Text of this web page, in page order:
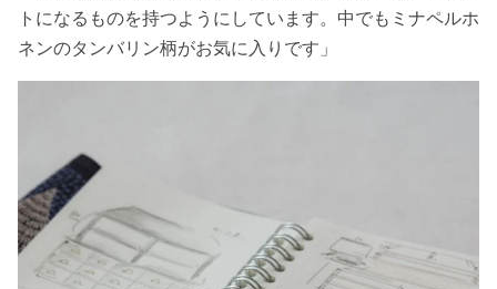
トになるものを持つようにしています。中でもミナペルホ
ネンのタンバリン柄がお気に入りです」